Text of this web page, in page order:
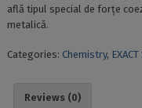
află tipul special de forțe
metalică.
Categories: Chemistry,
Reviews (0)